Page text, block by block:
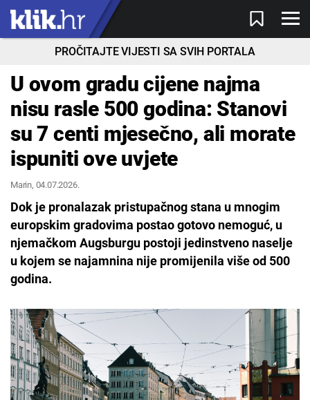
PROČITAJTE VIJESTI SA SVIH PORTALA
U ovom gradu cijene najma
nisu rasle 500 godina: Stanovi
su 7 centi mjesečno, ali morate
ispuniti ove uvjete
Marin, 04.07.2026.
Dok je pronalazak pristupačnog stana u mnogim
europskim gradovima postao gotovo nemoguć, u
njemačkom Augsburgu postoji jedinstveno naselje
u kojem se najamnina nije promijenila više od 500
godina.